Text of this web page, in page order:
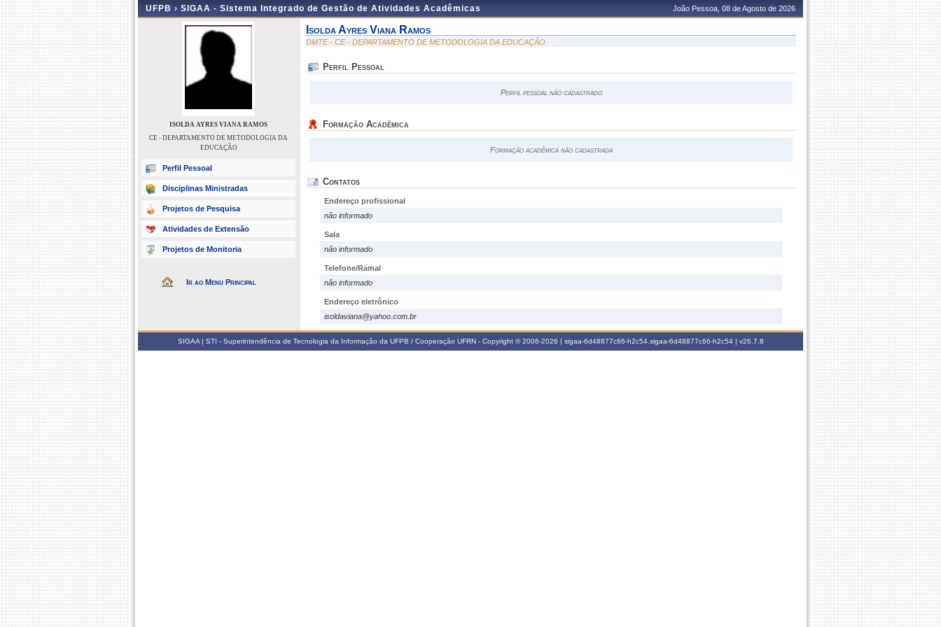
UFPB › SIGAA - Sistema Integrado de Gestão de Atividades Acadêmicas João Pessoa, 08 de Agosto de 2026
ISOLDA AYRES VIANA RAMOS
CE - DEPARTAMENTO DE METODOLOGIA DA
EDUCAÇÃO
Perfil Pessoal
Disciplinas Ministradas
Projetos de Pesquisa
Atividades de Extensão
Projetos de Monitoria
Ir ao Menu Principal
Isolda Ayres Viana Ramos
DMTE - CE - DEPARTAMENTO DE METODOLOGIA DA EDUCAÇÃO
Perfil Pessoal
Perfil pessoal não cadastrado
Formação Acadêmica
Formação acadêmica não cadastrada
Contatos
Endereço profissional
não informado
Sala
não informado
Telefone/Ramal
não informado
Endereço eletrônico
isoldaviana@yahoo.com.br
SIGAA | STI - Superintendência de Tecnologia da Informação da UFPB / Cooperação UFRN - Copyright © 2006-2026 | sigaa-6d48877c66-h2c54.sigaa-6d48877c66-h2c54 | v26.7.8